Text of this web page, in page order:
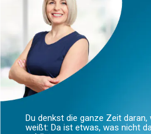
Folgen Sie
uns:
Sitemap
Datenschutz & Cookies